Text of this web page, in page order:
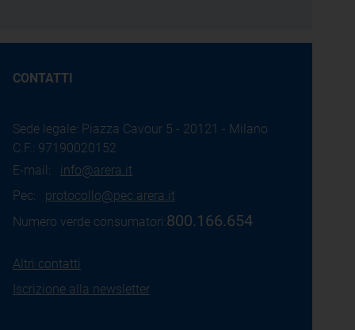
CONTATTI
Sede legale: Piazza Cavour 5 - 20121 - Milano
C.F.: 97190020152
E-mail: info@arera.it
Pec: protocollo@pec.arera.it
Numero verde consumatori:800.166.654
Altri contatti
Iscrizione alla newsletter